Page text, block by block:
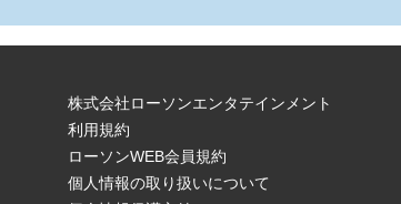
株式会社ローソンエンタテインメント
利用規約
ローソンWEB会員規約
個人情報の取り扱いについて